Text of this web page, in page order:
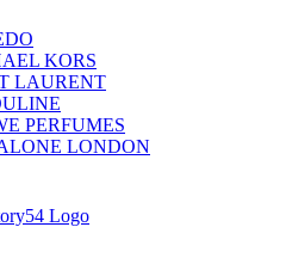
KORS
LAURENT
PERFUMES
LONDON